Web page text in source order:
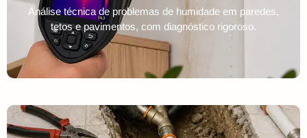
Análise técnica de problemas de humidade em paredes,
tetos e pavimentos, com diagnóstico rigoroso.